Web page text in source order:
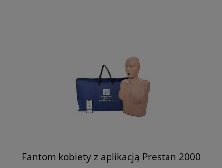
Fantom kobiety z aplikacją Prestan 2000